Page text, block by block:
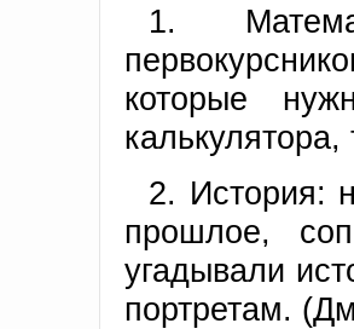
1.
которые
2. История:
прошлое,
угадывали
портретам.